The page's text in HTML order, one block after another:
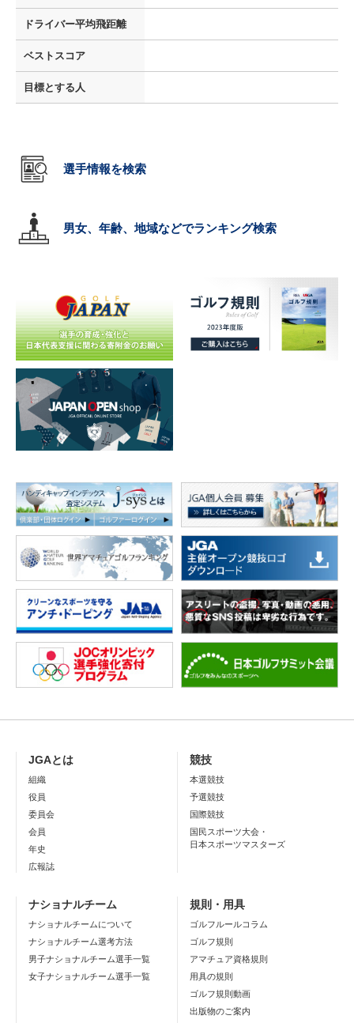
ドライバー平均飛距離
ベストスコア
目標とする人
選手情報を検索
男女、年齢、地域などでランキング検索
JGAとは
組織
役員
委員会
会員
年史
広報誌
競技
本選競技
予選競技
国際競技
国民スポーツ大会・
日本スポーツマスターズ
ナショナルチーム
ナショナルチームについて
ナショナルチーム選考方法
男子ナショナルチーム選手一覧
女子ナショナルチーム選手一覧
規則・用具
ゴルフルールコラム
ゴルフ規則
アマチュア資格規則
用具の規則
ゴルフ規則動画
出版物のご案内